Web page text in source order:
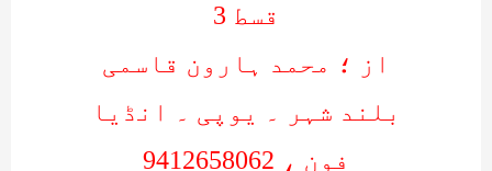
قسط 3
از ؛ محمد ہارون قاسمی
بلند شہر ۔ یوپی ۔ انڈیا
فون ، 9412658062